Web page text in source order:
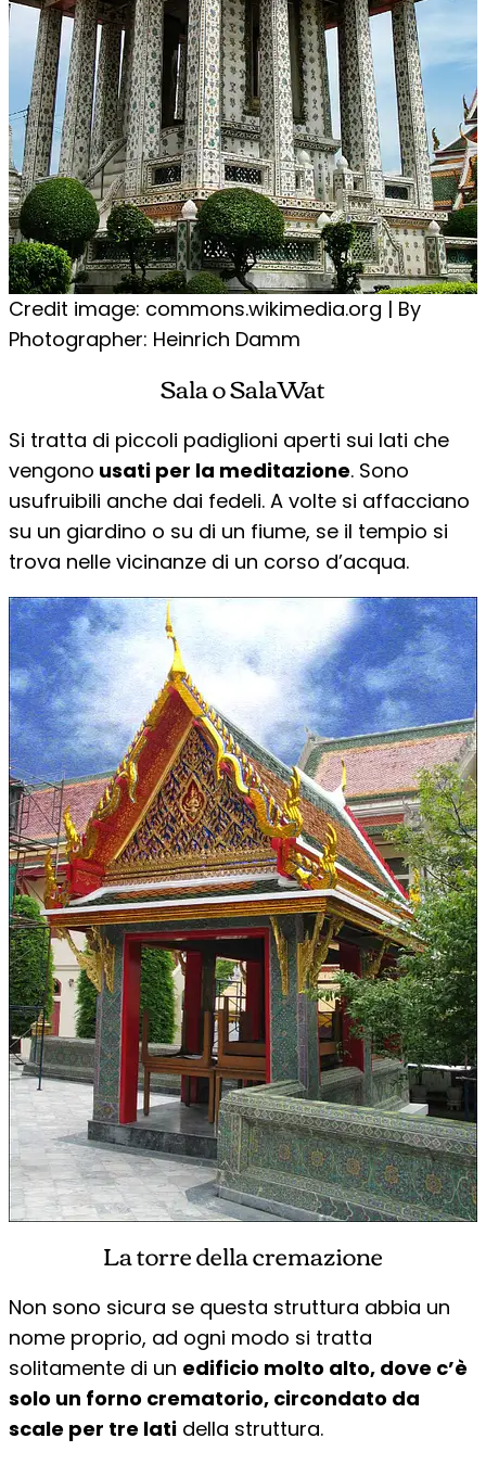
Credit image: commons.wikimedia.org | By
Photographer: Heinrich Damm
Sala o SalaWat
Si tratta di piccoli padiglioni aperti sui lati che
vengono usati per la meditazione. Sono
usufruibili anche dai fedeli. A volte si affacciano
su un giardino o su di un fiume, se il tempio si
trova nelle vicinanze di un corso d’acqua.
La torre della cremazione
Non sono sicura se questa struttura abbia un
nome proprio, ad ogni modo si tratta
solitamente di un edificio molto alto, dove c’è
solo un forno crematorio, circondato da
scale per tre lati della struttura.